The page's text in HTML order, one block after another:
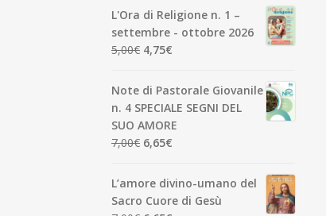
originale
era:
3,50€.
attuale
è:
L'Ora di Religione n. 1 –
settembre - ottobre 2026
5,00€ Il
originale
era:
5,00€.
4,75€
attuale
è:
4,75€.
Note di Pastorale Giovanile
n. 4 SPECIALE SEGNI DEL
SUO AMORE
7,00€ Il
originale
era:
7,00€.
6,65€
attuale
L’amore divino-umano del
Sacro Cuore di Gesù